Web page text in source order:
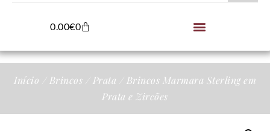
0.00€0
Início Brincos Prata / Brincos Marmara Sterling em
Prata e Zircões